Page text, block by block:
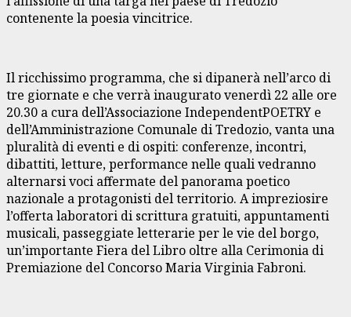
contenente la poesia vincitrice.
Il ricchissimo programma, che si dipanerà nell’arco di
tre giornate e che verrà inaugurato venerdì 22 alle ore
20.30 a cura dell’Associazione IndependentPOETRY e
dell’Amministrazione Comunale di Tredozio, vanta una
pluralità di eventi e di ospiti: conferenze, incontri,
dibattiti, letture, performance nelle quali vedranno
alternarsi voci affermate del panorama poetico
nazionale a protagonisti del territorio. A impreziosire
l’offerta laboratori di scrittura gratuiti, appuntamenti
musicali, passeggiate letterarie per le vie del borgo,
un’importante Fiera del Libro oltre alla Cerimonia di
Premiazione del Concorso Maria Virginia Fabroni.